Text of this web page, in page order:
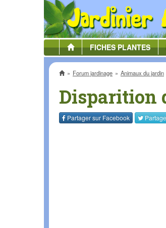
FICHESPLANTES
AccueilForum jardinage Animaux du jardin
Disparition
Partager sur Facebook